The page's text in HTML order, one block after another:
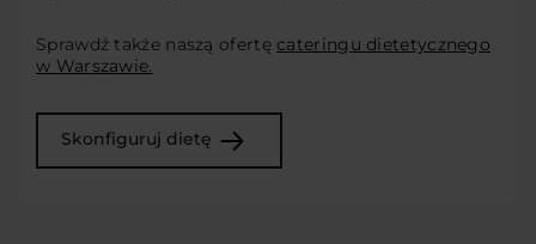
Sprawdź także naszą ofertę cateringu dietetycznego
w Warszawie.
Skonfiguruj dietę